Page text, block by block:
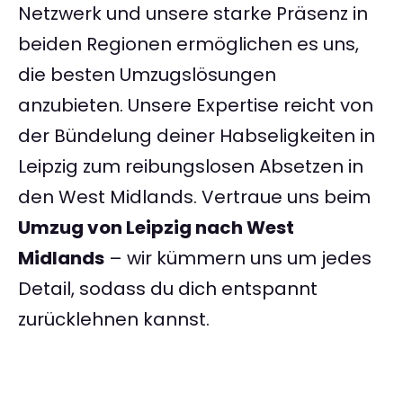
Netzwerk und unsere starke Präsenz in
beiden Regionen ermöglichen es uns,
die besten Umzugslösungen
anzubieten. Unsere Expertise reicht von
der Bündelung deiner Habseligkeiten in
Leipzig zum reibungslosen Absetzen in
den West Midlands. Vertraue uns beim
Umzug von Leipzig nach West
Midlands – wir kümmern uns um jedes
Detail, sodass du dich entspannt
zurücklehnen kannst.